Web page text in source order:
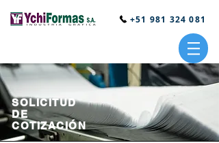
+51 981 324 081
SOLICITUD
DE
COTIZACIÓN